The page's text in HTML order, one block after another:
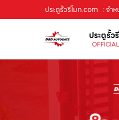
ประตูรั้วรีโมท.com : จำ
ประตูรั้ว